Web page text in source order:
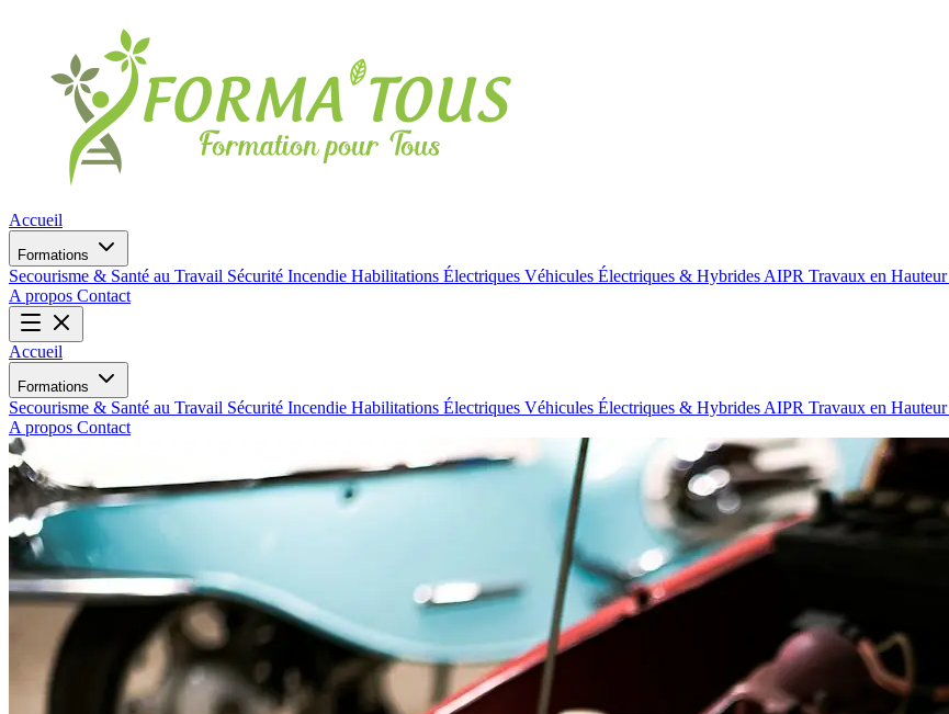
Accueil
Formations
Secourisme & Santé au Travail Sécurité Incendie Habilitations Électriques Véhicules Électriques & Hybrides AIPR Travaux en Hauteur
A propos Contact
Accueil
Formations
Secourisme & Santé au Travail Sécurité Incendie Habilitations Électriques Véhicules Électriques & Hybrides AIPR Travaux en Hauteur
A propos Contact